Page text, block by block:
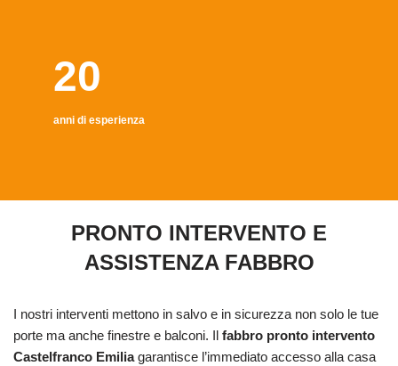
20
anni di esperienza
PRONTO INTERVENTO E
ASSISTENZA FABBRO
I nostri interventi mettono in salvo e in sicurezza non solo le tue
porte ma anche finestre e balconi. Il fabbro pronto intervento
Castelfranco Emiliagarantisce l’immediato accesso alla casa